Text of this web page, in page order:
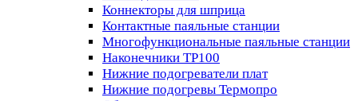
Коннекторы для шприца
Контактные паяльные станции
Многофункциональные паяльные станции
Наконечники TP100
Нижние подогреватели плат
Нижние подогревы Термопро